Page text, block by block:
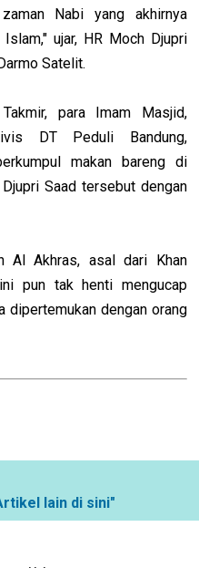
Nabi yang akhirnya
ujar, HR Moch Djupri
Satelit.
para Imam Masjid,
DT Peduli Bandung,
makan bareng di
Saad tersebut dengan
Al Akhras, asal dari Khan
pun tak henti mengucap
dipertemukan dengan orang
lain di sini"